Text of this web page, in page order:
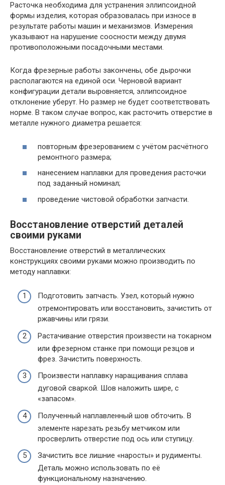
Расточка необходима для устранения эллипсоидной
формы изделия, которая образовалась при износе в
результате работы машин и механизмов. Измерения
указывают на нарушение соосности между двумя
противоположными посадочными местами.
Когда фрезерные работы закончены, обе дырочки
располагаются на единой оси. Черновой вариант
конфигурации детали выровняется, эллипсоидное
отклонение уберут. Но размер не будет соответствовать
норме. В таком случае вопрос, как расточить отверстие в
металле нужного диаметра решается:
повторным фрезерованием с учётом расчётного
ремонтного размера;
нанесением наплавки для проведения расточки
под заданный номинал;
проведение чистовой обработки запчасти.
Восстановление отверстий деталей
своими руками
Восстановление отверстий в металлических
конструкциях своими руками можно производить по
методу наплавки:
Подготовить запчасть. Узел, который нужно
отремонтировать или восстановить, зачистить от
ржавчины или грязи.
Растачивание отверстия произвести на токарном
или фрезерном станке при помощи резцов и
фрез. Зачистить поверхность.
Произвести наплавку наращивания сплава
дуговой сваркой. Шов наложить шире, с
«запасом».
Полученный наплавленный шов обточить. В
элементе нарезать резьбу метчиком или
просверлить отверстие под ось или ступицу.
Зачистить все лишние «наросты» и рудименты.
Деталь можно использовать по её
функциональному назначению.